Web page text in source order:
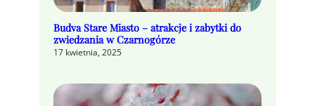
Budva Stare Miasto – atrakcje i zabytki do
zwiedzania w Czarnogórze
17 kwietnia, 2025